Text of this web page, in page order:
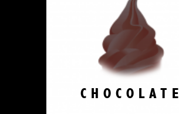
CHOCOLATE